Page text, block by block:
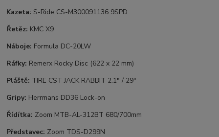
Kazeta: S-Ride CS-M300091136 9SPD
Řetěz: KMC X9
Náboje: Formula DC-20LW
Ráfky: Remerx Rocky Disc (622 x 22 mm)
Pláště: TIRE CST JACK RABBIT 2.1" / 29"
Gripy: Herrmans DD36 Lock-on
Řídítka: Zoom MTB-AL-312BT 680/700mm
Představec: Zoom TDS-D299N